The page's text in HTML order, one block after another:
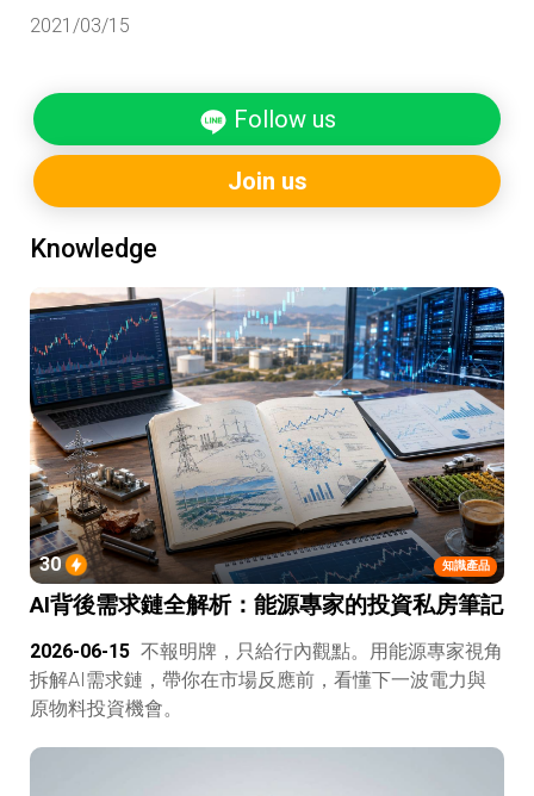
少錢？」已經成了產業界的招呼語。
2021/03/15
Follow us
Join us
Knowledge
知識產品
30
AI背後需求鏈全解析：能源專家的投資私房筆記
2026-06-15 不報明牌，只給行內觀點。用能源專家視角
拆解AI需求鏈，帶你在市場反應前，看懂下一波電力與
原物料投資機會。